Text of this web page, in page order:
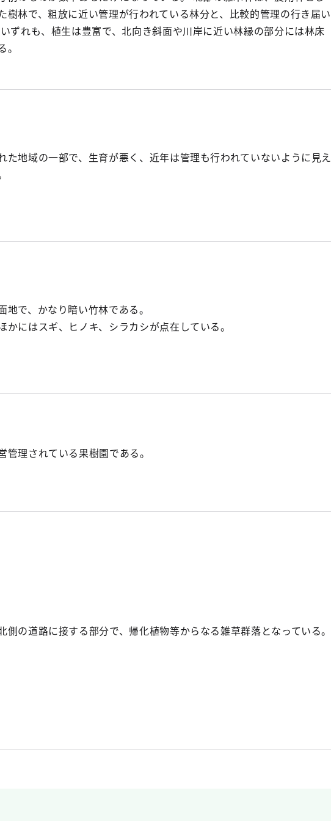
樹林で、粗放に近い管理が行われている林分と、比較的管理の行き届い
ずれも、植生は豊富で、北向き斜面や川岸に近い林縁の部分には林床
た地域の一部で、生育が悪く、近年は管理も行われていないように見え
地で、かなり暗い竹林である。
かにはスギ、ヒノキ、シラカシが点在している。
管理されている果樹園である。
側の道路に接する部分で、帰化植物等からなる雑草群落となっている。